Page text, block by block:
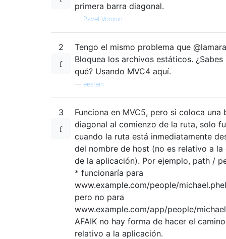
primera barra diagonal.
— Pavel Voronin
2
Tengo el mismo problema que
Bloquea los archivos estáticos. ¿Sabes
qué? Usando MVC4 aquí.
eestein
3
Funciona en MVC5, pero si coloca una
diagonal al comienzo de la ruta, solo
cuando la ruta está inmediatamente
del nombre de host (no es relativo a la
de la aplicación). Por ejemplo, path /
* funcionaría para
www.example.com/people/
pero no para
www.example.com/app/people/
AFAIK no hay forma de hacer el camino
relativo a la aplicación.